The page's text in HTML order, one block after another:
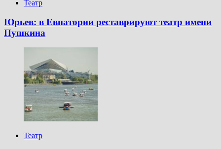
Театр
Юрьев: в Евпатории реставрируют театр имени
Пушкина
Театр